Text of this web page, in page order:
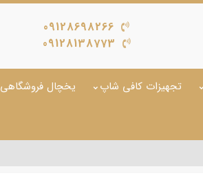
09128698266
09128138773
تجهیزات کافی شاپ یخچال فروشگاهی